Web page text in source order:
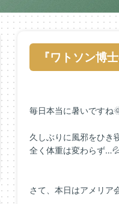
『ワトソン博
毎日本当に暑いですね
久しぶりに風邪をひき
全く体重は変わらず
さて、本日はアメリア